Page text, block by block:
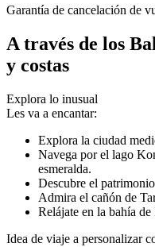
Garantía de cancelación de
A través de los
y costas
Explora lo inusual
Les va a encantar:
Explora la ciudad
Navega por el lago
esmeralda.
Descubre el
Admira el cañón de
Relájate en la bahía
Idea de viaje a personalizar